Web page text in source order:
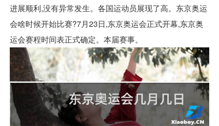
进展顺利,没有异常发生。各国运动员展现了高。东京奥运
会啥时候开始比赛?7月23日,东京奥运会正式开幕,东京奥
运会赛程时间表正式确定。本届赛事。